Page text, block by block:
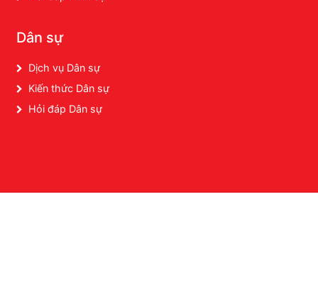
Dân sự
Dịch vụ Dân sự
Kiến thức Dân sự
Hỏi đáp Dân sự